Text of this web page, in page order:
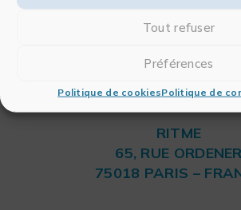
Tout refuser
Préférences
Politique de cookiesPolitique de
RITME
65, RUE ORDENER
75018 PARIS –